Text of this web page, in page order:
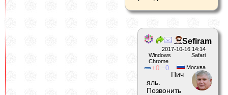
2017-10-16 14:14
Windows Safari
Chrome
Москва
0 0
Sefiram
Пич
яль.
Позвонить